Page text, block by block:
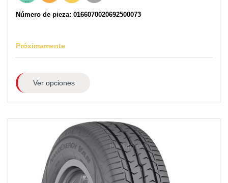
Número de pieza: 0166070020692500073
Próximamente
Ver opciones